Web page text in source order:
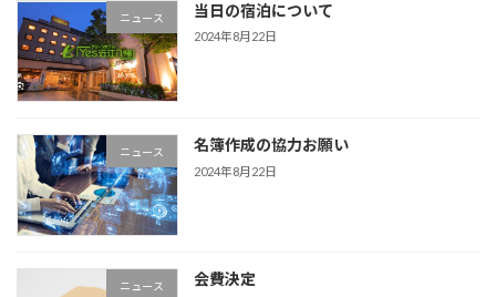
ニュース 当日の宿泊について
2024年8月22日
ニュース 名簿作成の協力お願い
2024年8月22日
ニュース 会費決定